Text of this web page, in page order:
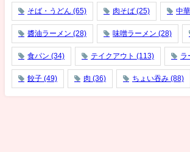
そば・うどん (65) 肉そば (25) 中
醬油ラーメン (28) 味噌ラーメン (28)
食パン (34) テイクアウト (113) ラ
餃子 (49) 肉 (36) ちょい吞み (88)